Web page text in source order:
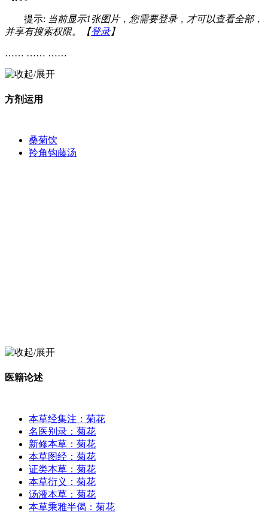
提示: 当前显示1张图片，您需要登录，才可以查看全部，
并享有搜索权限。【登录】
…… …… ……
方剂运用
桑菊饮
羚角钩藤汤
医籍论述
本草经集注：菊花
名医别录：菊花
新修本草：菊花
本草图经：菊花
证类本草：菊花
本草衍义：菊花
汤液本草：菊花
本草乘雅半偈：菊花